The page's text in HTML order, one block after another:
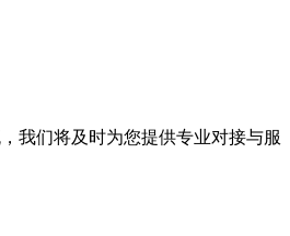
我们将及时为您提供专业对接与服